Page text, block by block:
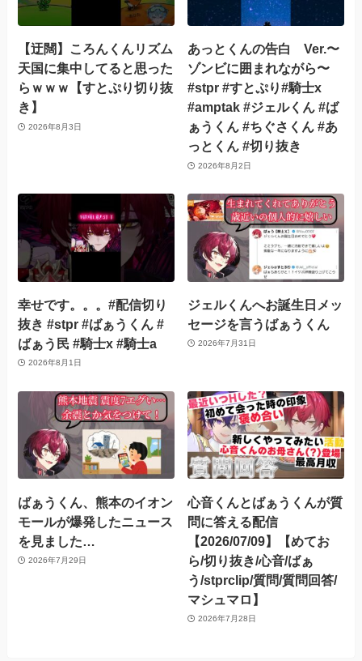
【迂闊】ころんくんリズム
天国に集中してると思った
らｗｗｗ【すとぷり切り抜
き】
2026年8月3日
あっとくんの告白 Ver.〜
ゾンビに囲まれながら〜
#stpr #すとぷり#騎士x
#amptak #ジェルくん #ば
ぁうくん #ちぐさくん #あ
っとくん #切り抜き
2026年8月2日
幸せです。。。#配信切り
抜き #stpr #ばぁうくん #
ばぁう民 #騎士x #騎士a
2026年8月1日
ジェルくんへお誕生日メッ
セージを言うばぁうくん
2026年7月31日
ばぁうくん、熊本のイオン
モールが爆発したニュース
を見ました…
2026年7月29日
心音くんとばぁうくんが質
問に答える配信
【2026/07/09】【めてお
ら/切り抜き/心音/ばぁ
う/stprclip/質問/質問回答/
マシュマロ】
2026年7月28日